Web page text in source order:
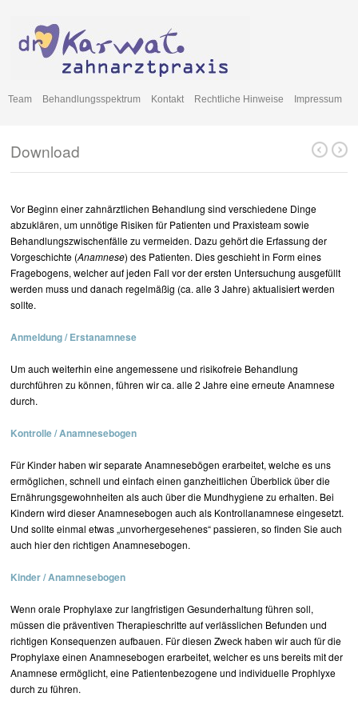
Team Behandlungsspektrum Kontakt Rechtliche Hinweise Impressum
Download
Vor Beginn einer zahnärztlichen Behandlung sind verschiedene Dinge
abzuklären, um unnötige Risiken für Patienten und Praxisteam sowie
Behandlungszwischenfälle zu vermeiden. Dazu gehört die Erfassung der
Vorgeschichte (Anamnese) des Patienten. Dies geschieht in Form eines
Fragebogens, welcher auf jeden Fall vor der ersten Untersuchung ausgefüllt
werden muss und danach regelmäßig (ca. alle 3 Jahre) aktualisiert werden
sollte.
Anmeldung / Erstanamnese
Um auch weiterhin eine angemessene und risikofreie Behandlung
durchführen zu können, führen wir ca. alle 2 Jahre eine erneute Anamnese
durch.
Kontrolle / Anamnesebogen
Für Kinder haben wir separate Anamnesebögen erarbeitet, welche es uns
ermöglichen, schnell und einfach einen ganzheitlichen Überblick über die
Ernährungsgewohnheiten als auch über die Mundhygiene zu erhalten. Bei
Kindern wird dieser Anamnesebogen auch als Kontrollanamnese eingesetzt.
Und sollte einmal etwas „unvorhergesehenes“ passieren, so finden Sie auch
auch hier den richtigen Anamnesebogen.
Kinder / Anamnesebogen
Wenn orale Prophylaxe zur langfristigen Gesunderhaltung führen soll,
müssen die präventiven Therapieschritte auf verlässlichen Befunden und
richtigen Konsequenzen aufbauen. Für diesen Zweck haben wir auch für die
Prophylaxe einen Anamnesebogen erarbeitet, welcher es uns bereits mit der
Anamnese ermöglicht, eine Patientenbezogene und individuelle Prophlyxe
durch zu führen.